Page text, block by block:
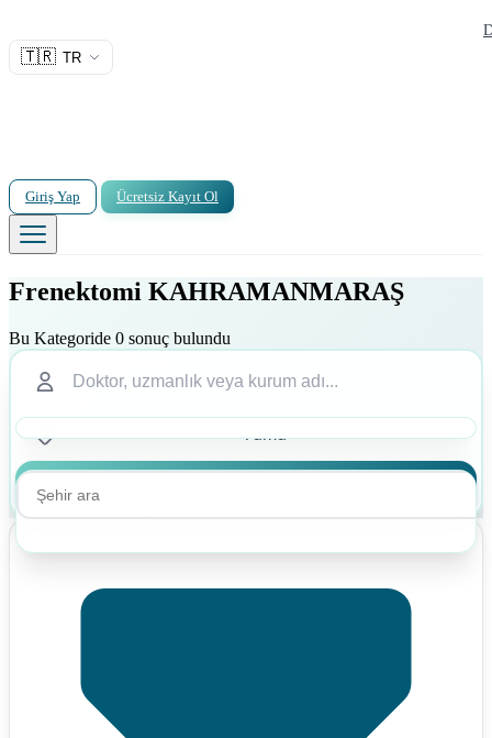
🇹🇷 TR
Giriş Yap Ücretsiz Kayıt Ol
Frenektomi KAHRAMANMARAŞ
Bu Kategoride 0 sonuç bulundu